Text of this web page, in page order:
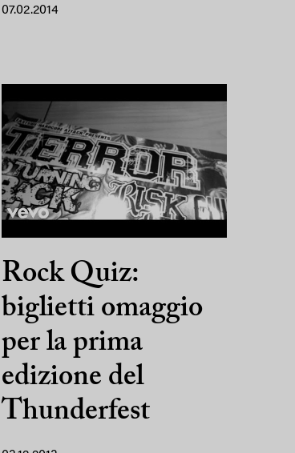
07.02.2014
Rock Quiz:
biglietti omaggio
per la prima
edizione del
Thunderfest